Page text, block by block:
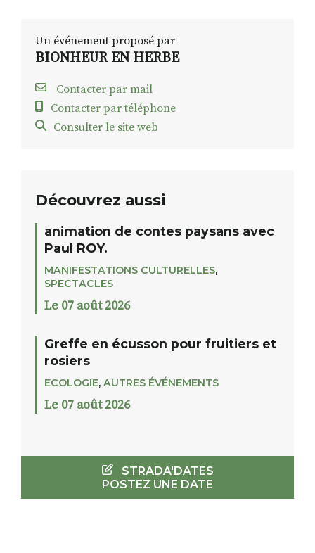
Un événement proposé par
BIONHEUR EN HERBE
Contacter par mail
Contacter par téléphone
Consulter le site web
Découvrez aussi
animation de contes paysans avec
Paul ROY.
MANIFESTATIONS CULTURELLES,
SPECTACLES
Le 07 août 2026
Greffe en écusson pour fruitiers et
rosiers
ECOLOGIE, AUTRES ÉVÉNEMENTS
Le 07 août 2026
STRADA'DATES
POSTEZ UNE DATE